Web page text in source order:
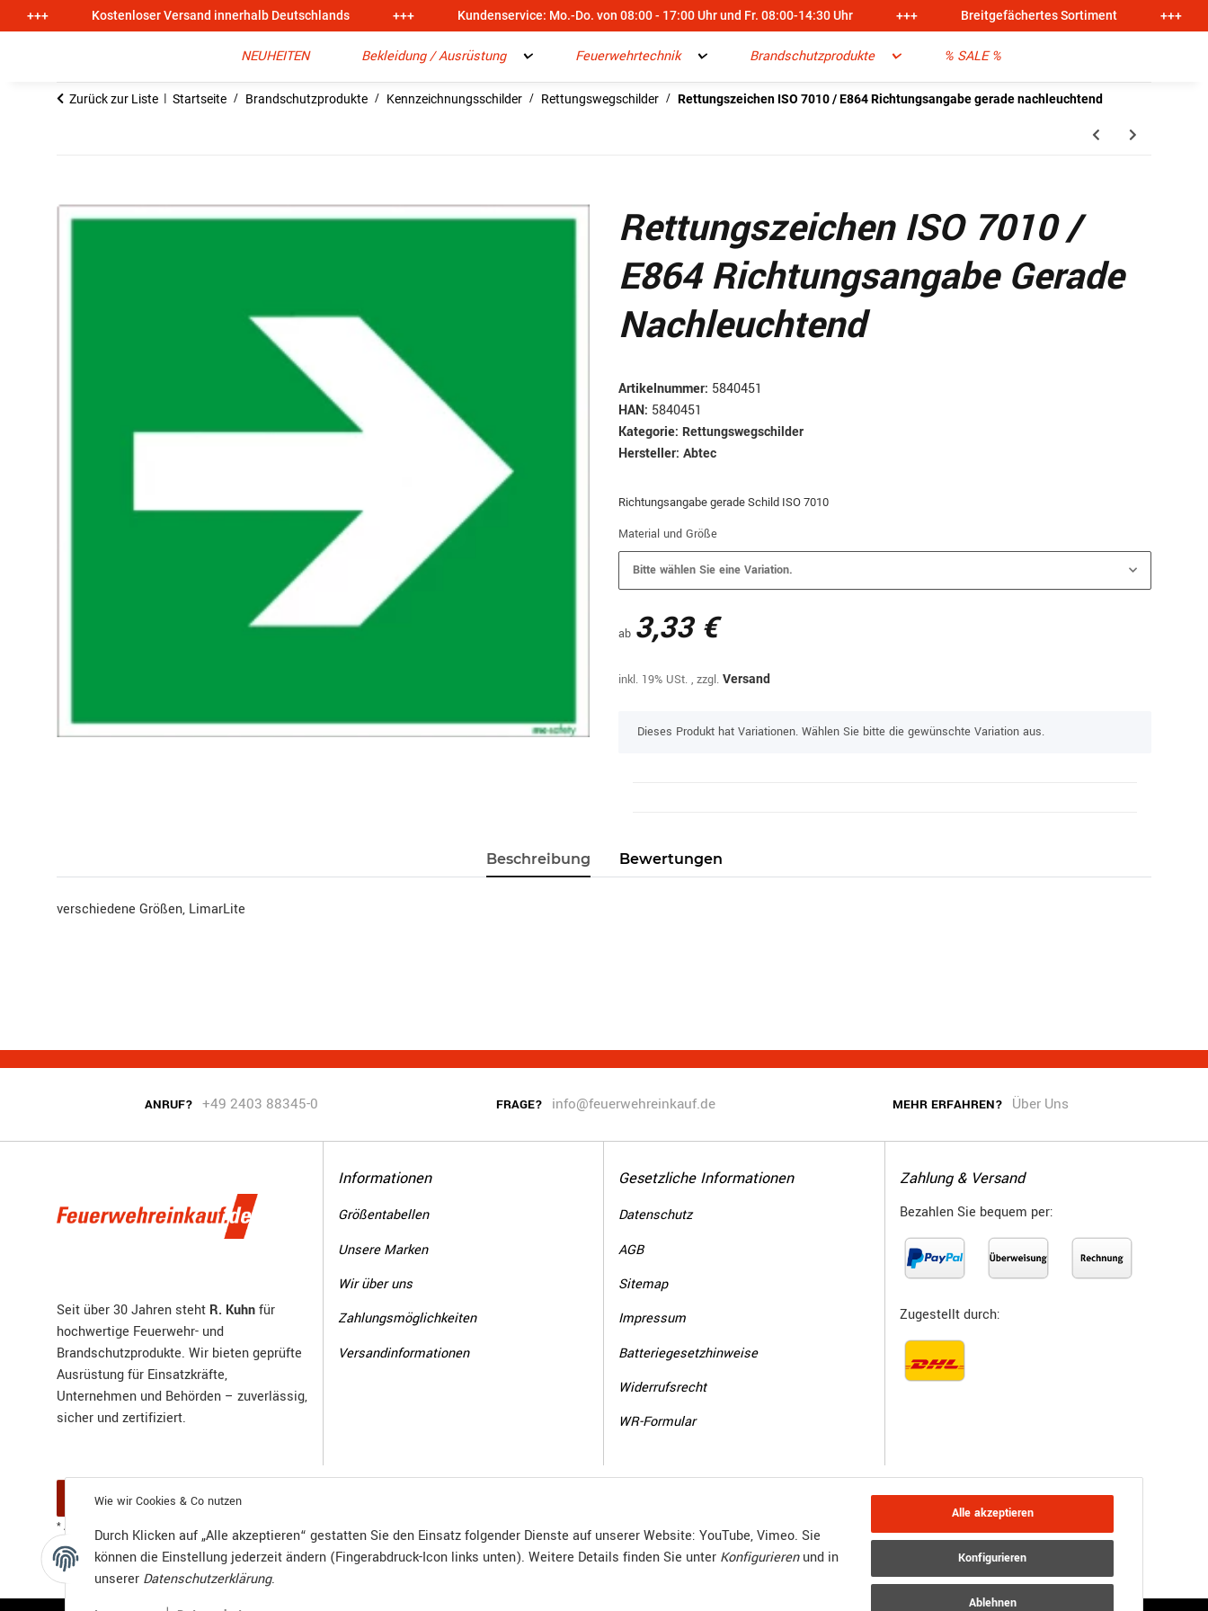
Alle akzeptieren
Konfigurieren
Ablehnen
Wie wir Cookies & Co nutzen
Durch Klicken auf „Alle akzeptieren“ gestatten Sie den Einsatz folgender Dienste auf unserer Website: YouTube, Vimeo. Sie
können die Einstellung jederzeit ändern (Fingerabdruck-Icon links unten). Weitere Details finden Sie unter Konfigurierenund in
unserer Datenschutzerklärung.
+++ Kostenloser Versand innerhalb Deutschlands +++ Kundenservice: Mo.-Do. von 08:00 - 17:00 Uhr und Fr. 08:00-14:30 Uhr +++ Breitgefächertes Sortiment +++
NEUHEITEN Bekleidung / Ausrüstung Feuerwehrtechnik Brandschutzprodukte % SALE %
Zurück zur Liste Startseite Brandschutzprodukte Kennzeichnungsschilder Rettungswegschilder Rettungszeichen ISO 7010 / E864 Richtungsangabe gerade nachleuchtend
Rettungszeichen ISO 7010 /
E864 Richtungsangabe Gerade
Nachleuchtend
Artikelnummer: 5840451
HAN: 5840451
Kategorie: Rettungswegschilder
Hersteller: Abtec
Richtungsangabe gerade Schild ISO 7010
Material und Größe
Bitte wählen Sie eine Variation.
ab 3,33 €
inkl. 19% USt. , zzgl. Versand
xDieses Produkt hat Variationen. Wählen Sie bitte die gewünschte Variation aus.
Beschreibung Bewertungen
verschiedene Größen, LimarLite
ANRUF? +49 2403 88345-0 FRAGE? info@feuerwehreinkauf.de MEHR ERFAHREN? Über Uns
Seit über 30 Jahren steht R. Kuhnfür
hochwertige Feuerwehr- und
Brandschutzprodukte. Wir bieten geprüfte
Ausrüstung für Einsatzkräfte,
Unternehmen und Behörden – zuverlässig,
sicher und zertifiziert.
Informationen
Größentabellen
Unsere Marken
Wir über uns
Zahlungsmöglichkeiten
Versandinformationen
Gesetzliche Informationen
Datenschutz
AGB
Sitemap
Impressum
Batteriegesetzhinweise
Widerrufsrecht
WR-Formular
Zahlung & Versand
Bezahlen Sie bequem per:
Zugestellt durch:
Vertrag widerrufen
* Alle Preise inkl. gesetzlicher USt., zzgl.
Powered byJTL-Shop